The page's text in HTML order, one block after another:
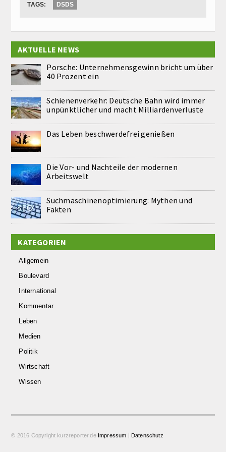
TAGS: DSDS
AKTUELLE NEWS
Porsche: Unternehmensgewinn bricht um über
40 Prozent ein
Schienenverkehr: Deutsche Bahn wird immer
unpünktlicher und macht Milliardenverluste
Das Leben beschwerdefrei genießen
Die Vor- und Nachteile der modernen
Arbeitswelt
Suchmaschinenoptimierung: Mythen und
Fakten
KATEGORIEN
Allgemein
Boulevard
International
Kommentar
Leben
Medien
Politik
Wirtschaft
Wissen
© 2016 Copyright kurzreporter.de Impressum Datenschutz